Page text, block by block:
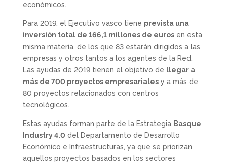
económicos.
Para 2019, el Ejecutivo vasco tiene prevista una
inversión total de 166,1 millones de eurosen esta
misma materia, de los que 83 estarán dirigidos a las
empresas y otros tantos a los agentes de la Red.
Las ayudas de 2019 tienen el objetivo de llegar a
más de 700 proyectos empresarialesy a más de
80 proyectos relacionados con centros
tecnológicos.
Estas ayudas forman parte de la Estrategia Basque
Industry 4.0del Departamento de Desarrollo
Económico e Infraestructuras, ya que se priorizan
aquellos proyectos basados en los sectores